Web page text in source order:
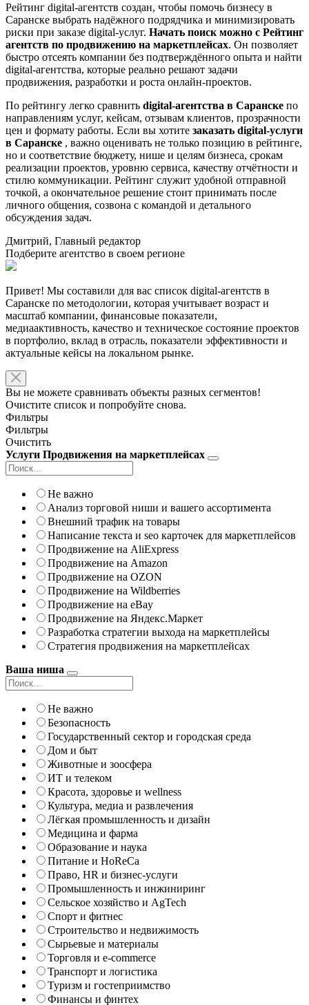
Рейтинг digital-агентств создан, чтобы помочь бизнесу в
Саранске выбрать надёжного подрядчика и минимизировать
риски при заказе digital-услуг. Начать поиск можно с Рейтинг
агентств по продвижению на маркетплейсах. Он позволяет
быстро отсеять компании без подтверждённого опыта и найти
digital-агентства, которые реально решают задачи
продвижения, разработки и роста онлайн-проектов.
По рейтингу легко сравнить digital-агентства в Саранске по
направлениям услуг, кейсам, отзывам клиентов, прозрачности
цен и формату работы. Если вы хотите заказать digital-услуги
в Саранске , важно оценивать не только позицию в рейтинге,
но и соответствие бюджету, нише и целям бизнеса, срокам
реализации проектов, уровню сервиса, качеству отчётности и
стилю коммуникации. Рейтинг служит удобной отправной
точкой, а окончательное решение стоит принимать после
личного общения, созвона с командой и детального
обсуждения задач.
Дмитрий, Главный редактор
Подберите агентство в своем регионе
Привет! Мы составили для вас список digital-агентств в
Саранске по методологии, которая учитывает возраст и
масштаб компании, финансовые показатели,
медиаактивность, качество и техническое состояние проектов
в портфолио, вклад в отрасль, показатели эффективности и
актуальные кейсы на локальном рынке.
Вы не можете сравнивать объекты разных сегментов!
Очистите список и попробуйте снова.
Фильтры
Фильтры
Очистить
Услуги Продвижения на маркетплейсах
Не важно
Анализ торговой ниши и вашего ассортимента
Внешний трафик на товары
Написание текста и seo карточек для маркетплейсов
Продвижение на AliExpress
Продвижение на Amazon
Продвижение на OZON
Продвижение на Wildberries
Продвижение на eBay
Продвижение на Яндекс.Маркет
Разработка стратегии выхода на маркетплейсы
Стратегия продвижения на маркетплейсах
Ваша ниша
Не важно
Безопасность
Государственный сектор и городская среда
Дом и быт
Животные и зоосфера
ИТ и телеком
Красота, здоровье и wellness
Культура, медиа и развлечения
Лёгкая промышленность и дизайн
Медицина и фарма
Образование и наука
Питание и HoReCa
Право, HR и бизнес-услуги
Промышленность и инжиниринг
Сельское хозяйство и AgTech
Спорт и фитнес
Строительство и недвижимость
Сырьевые и материалы
Торговля и e-commerce
Транспорт и логистика
Туризм и гостеприимство
Финансы и финтех